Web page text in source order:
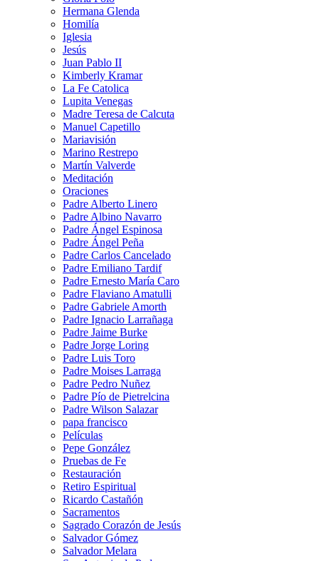
Hermana Glenda
Homilía
Iglesia
Jesús
Juan Pablo II
Kimberly Kramar
La Fe Catolica
Lupita Venegas
Madre Teresa de Calcuta
Manuel Capetillo
Mariavisión
Marino Restrepo
Martín Valverde
Meditación
Oraciones
Padre Alberto Linero
Padre Albino Navarro
Padre Ángel Espinosa
Padre Ángel Peña
Padre Carlos Cancelado
Padre Emiliano Tardif
Padre Ernesto María Caro
Padre Flaviano Amatulli
Padre Gabriele Amorth
Padre Ignacio Larrañaga
Padre Jaime Burke
Padre Jorge Loring
Padre Luis Toro
Padre Moises Larraga
Padre Pedro Nuñez
Padre Pío de Pietrelcina
Padre Wilson Salazar
papa francisco
Películas
Pepe González
Pruebas de Fe
Restauración
Retiro Espiritual
Ricardo Castañón
Sacramentos
Sagrado Corazón de Jesús
Salvador Gómez
Salvador Melara